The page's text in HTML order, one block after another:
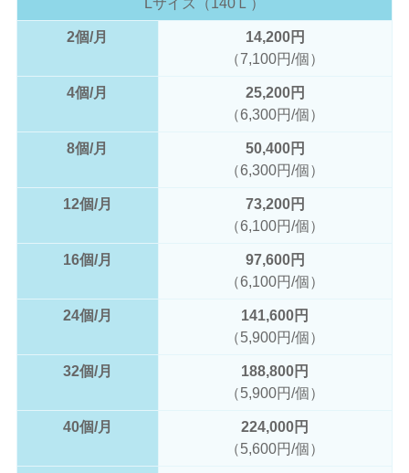
2個/月
14,200円
（7,100円/個）
4個/月
25,200円
（6,300円/個）
8個/月
50,400円
（6,300円/個）
12個/月
73,200円
（6,100円/個）
16個/月
97,600円
（6,100円/個）
24個/月
141,600円
（5,900円/個）
32個/月
188,800円
（5,900円/個）
40個/月
224,000円
（5,600円/個）